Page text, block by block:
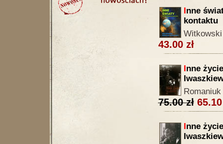
Inne
kontaktu
43.00 zł
Inne
Romaniuk
75.00 zł 65.10
Inne